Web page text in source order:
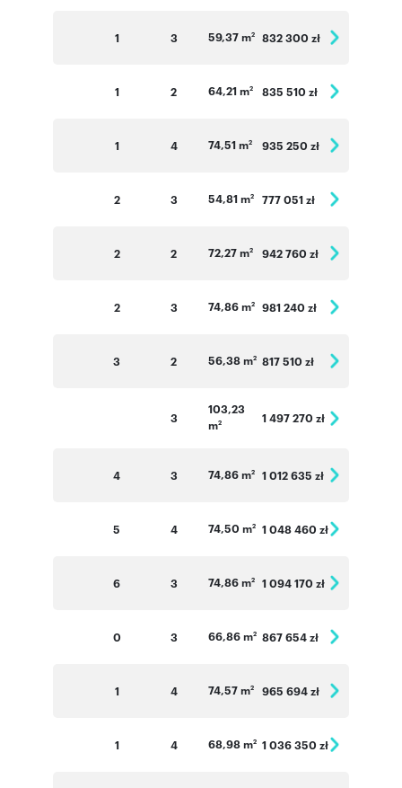
1 3 59,37 m2 832 300 zł
1 2 64,21 m2 835 510 zł
1 4 74,51 m2 935 250 zł
2 3 54,81 m2 777 051 zł
2 2 72,27 m2 942 760 zł
2 3 74,86 m2 981 240 zł
3 2 56,38 m2 817 510 zł
3
103,23
m2 1 497 270 zł
4 3 74,86 m2 1 012 635 zł
5 4 74,50 m2 1 048 460 zł
6 3 74,86 m2 1 094 170 zł
0 3 66,86 m2 867 654 zł
1 4 74,57 m2 965 694 zł
1 4 68,98 m2 1 036 350 zł